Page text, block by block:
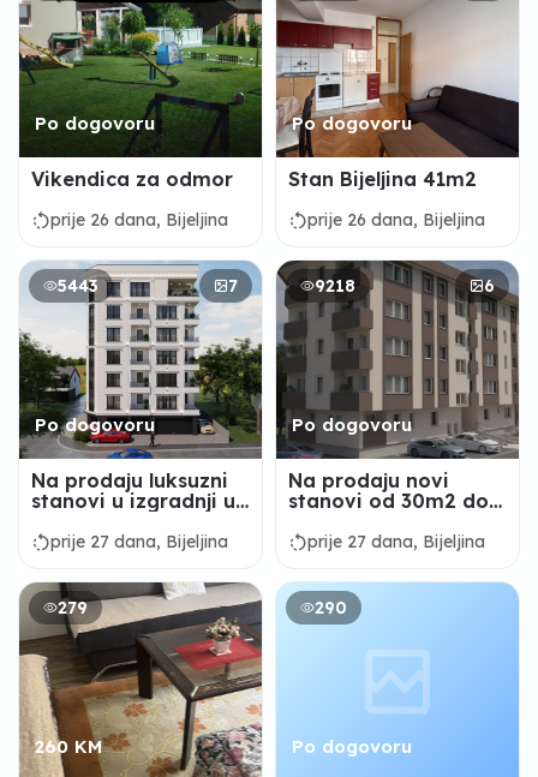
Po dogovoru
Vikendica za odmor
rotate_leftprije 26 dana, Bijeljina
Po dogovoru
Stan Bijeljina 41m2
rotate_leftprije 26 dana, Bijeljina
5443 7
Po dogovoru
Na prodaju luksuzni
stanovi u izgradnji u
rotate_leftprije 27 dana, Bijeljina
9218 6
Po dogovoru
Na prodaju novi
stanovi od 30m2 do
Bijeljine
rotate_leftprije 27 dana, Bijeljina
279
260 KM
290
Po dogovoru